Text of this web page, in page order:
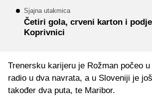
Sjajna utakmica
Četiri gola, crveni karton i
Koprivnici
Trenersku karijeru je Rožman počeo
radio u dva navrata, a u Sloveniji je
također dva puta, te Maribor.